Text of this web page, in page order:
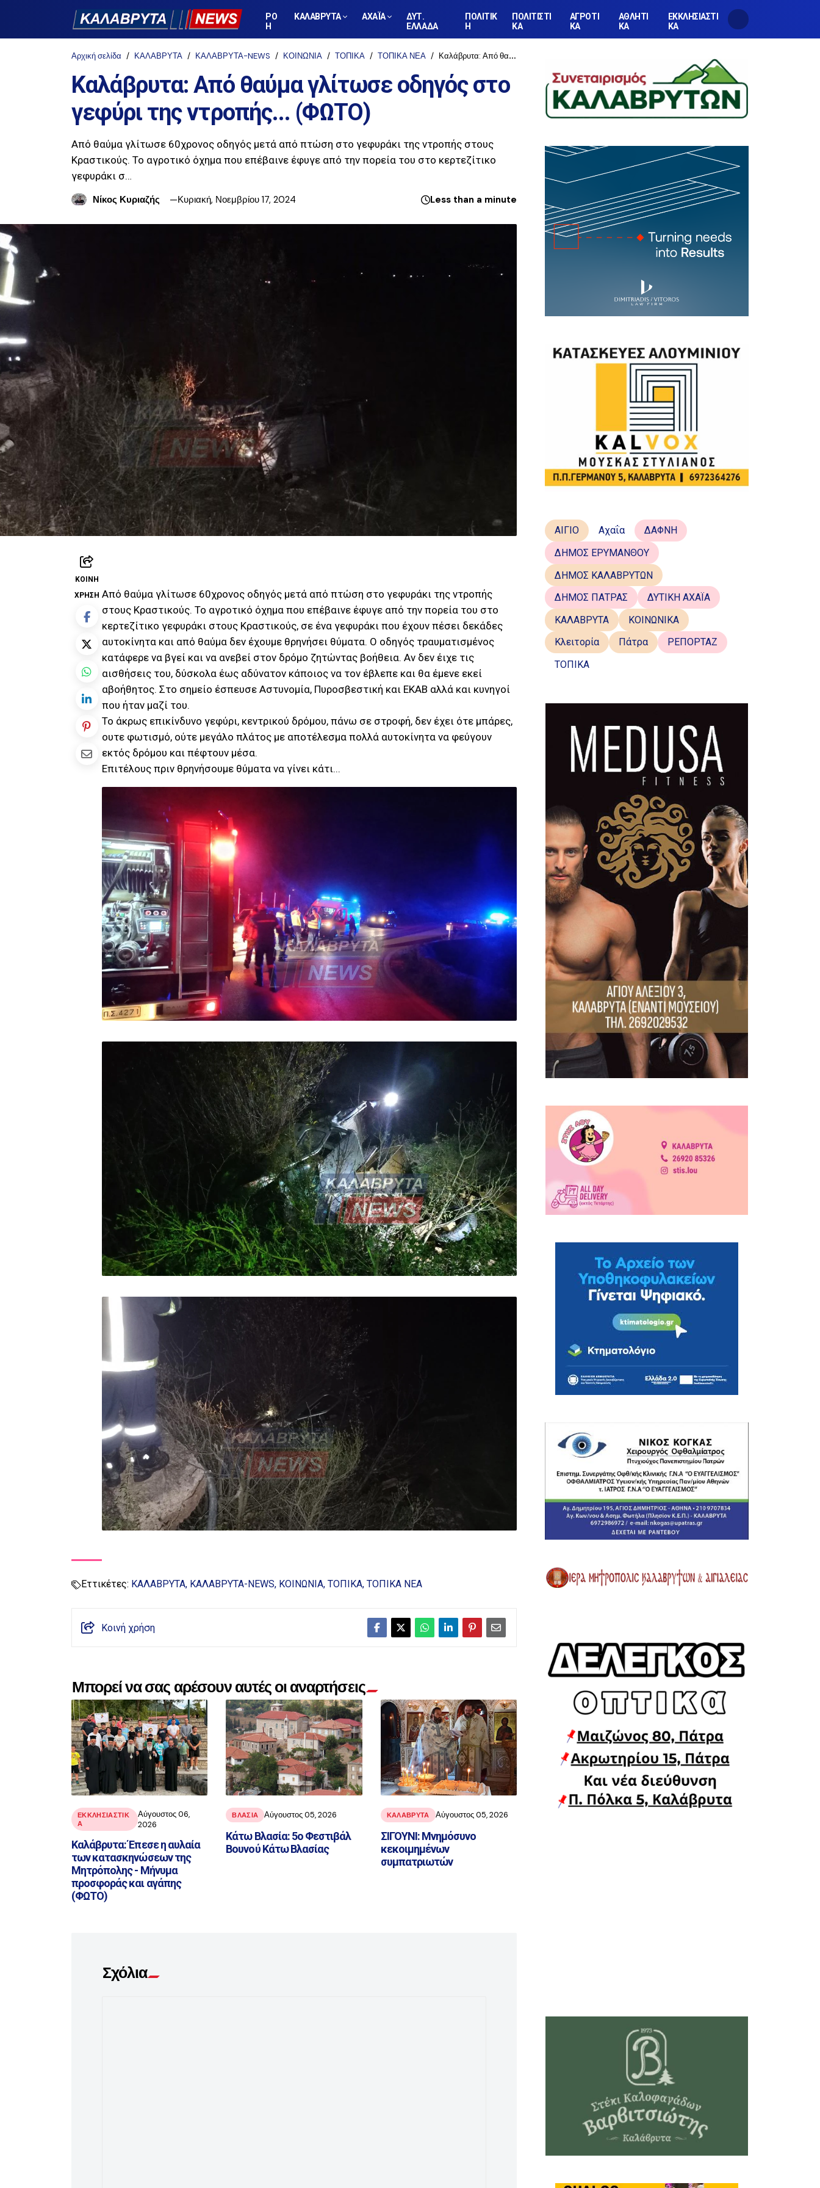
ΡΟ
Η
ΚΑΛΑΒΡΥΤΑ ΑΧΑΪΑ
ΔΥΤ.
ΕΛΛΑΔΑ
ΠΟΛΙΤΙΚ
Η
ΠΟΛΙΤΙΣΤΙ
ΚΑ
ΑΓΡΟΤΙ
ΚΑ
ΑΘΛΗΤΙ
ΚΑ
ΕΚΚΛΗΣΙΑΣΤΙ
ΚΑ
Αρχική σελίδα ΚΑΛΑΒΡΥΤΑ ΚΑΛΑΒΡΥΤΑ-NEWS ΚΟΙΝΩΝΙΑ ΤΟΠΙΚΑ ΤΟΠΙΚΑ ΝΕΑ Καλάβρυτα: Από θαύμα γλίτωσε οδηγός στο γεφύρι της ντροπής... (ΦΩΤΟ)
Καλάβρυτα: Από θαύμα γλίτωσε οδηγός στο
γεφύρι της ντροπής... (ΦΩΤΟ)
Από θαύμα γλίτωσε 60χρονος οδηγός μετά από πτώση στο γεφυράκι της ντροπής στους
Κραστικούς. Το αγροτικό όχημα που επέβαινε έφυγε από την πορεία του στο κερτεζίτικο
γεφυράκι σ…
Νίκος Κυριαζής
Κυριακή, Νοεμβρίου 17, 2024 Less than a minute
ΚΟΙΝΉ
ΧΡΉΣΗ Από θαύμα γλίτωσε 60χρονος οδηγός μετά από πτώση στο γεφυράκι της ντροπής
στους Κραστικούς. Το αγροτικό όχημα που επέβαινε έφυγε από την πορεία του στο
κερτεζίτικο γεφυράκι στους Κραστικούς, σε ένα γεφυράκι που έχουν πέσει δεκάδες
αυτοκίνητα και από θαύμα δεν έχουμε θρηνήσει θύματα. Ο οδηγός τραυματισμένος
κατάφερε να βγεί και να ανεβεί στον δρόμο ζητώντας βοήθεια. Αν δεν έιχε τις
αισθήσεις του, δύσκολα έως αδύνατον κάποιος να τον έβλεπε και θα έμενε εκεί
αβοήθητος. Στο σημείο έσπευσε Αστυνομία, Πυροσβεστική και ΕΚΑΒ αλλά και κυνηγοί
που ήταν μαζί του.
Το άκρως επικίνδυνο γεφύρι, κεντρικού δρόμου, πάνω σε στροφή, δεν έχει ότε μπάρες,
ουτε φωτισμό, ούτε μεγάλο πλάτος με αποτέλεσμα πολλά αυτοκίνητα να φεύγουν
εκτός δρόμου και πέφτουν μέσα.
Επιτέλους πριν θρηνήσουμε θύματα να γίνει κάτι...
Εττικέτες: ΚΑΛΑΒΡΥΤΑ ΚΑΛΑΒΡΥΤΑ-NEWS ΚΟΙΝΩΝΙΑ ΤΟΠΙΚΑ ΤΟΠΙΚΑ ΝΕΑ
Κοινή χρήση
Μπορεί να σας αρέσουν αυτές οι αναρτήσεις
ΕΚΚΛΗΣΙΑΣΤΙΚ
Α
Αύγουστος 06,
2026
Καλάβρυτα: Έπεσε η αυλαία
των κατασκηνώσεων της
Μητρόπολης - Μήνυμα
προσφοράς και αγάπης
(ΦΩΤΟ)
ΒΛΑΣΊΑ Αύγουστος 05, 2026
Κάτω Βλασία: 5ο Φεστιβάλ
Βουνού Κάτω Βλασίας
ΚΑΛΑΒΡΥΤΑ Αύγουστος 05, 2026
ΣΙΓΟΥΝΙ: Μνημόσυνο
κεκοιμημένων
συμπατριωτών
Σχόλια
ΑΙΓΙΟ Αχαΐα
ΔΑΦΝΗ
ΔΗΜΟΣ ΕΡΥΜΑΝΘΟΥ
ΔΗΜΟΣ ΚΑΛΑΒΡΥΤΩΝ
ΔΗΜΟΣ ΠΑΤΡΑΣ
ΔΥΤΙΚΗ ΑΧΑΪΑ
ΚΑΛΑΒΡΥΤΑ
ΚΟΙΝΩΝΙΚΑ
Κλειτορία
Πάτρα
ΡΕΠΟΡΤΑΖ
ΤΟΠΙΚΑ